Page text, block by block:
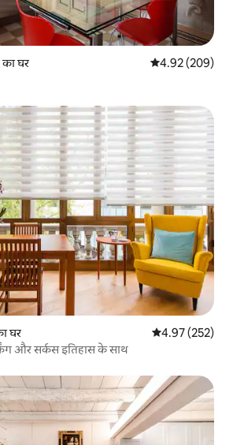
का घर औसत रेटिंग 5 में से
4.92 (209)
घर औसत रेटिंग 5 में से
4.97 (252)
और सर्कस इतिहास के साथ